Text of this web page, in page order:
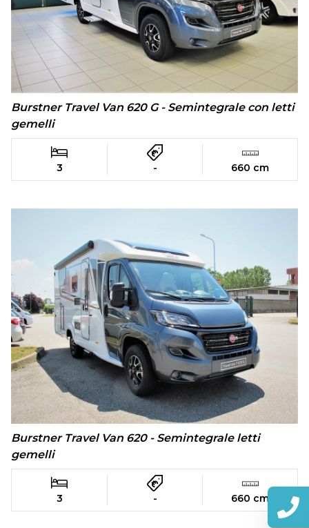
Burstner Travel Van 620 G - Semintegrale con letti
gemelli
3 - 660 cm
Burstner Travel Van 620 - Semintegrale letti
gemelli
3 - 660 cm